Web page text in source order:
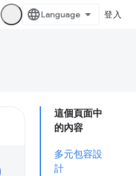
登入
這個頁面中
的內容
多元包容設
計